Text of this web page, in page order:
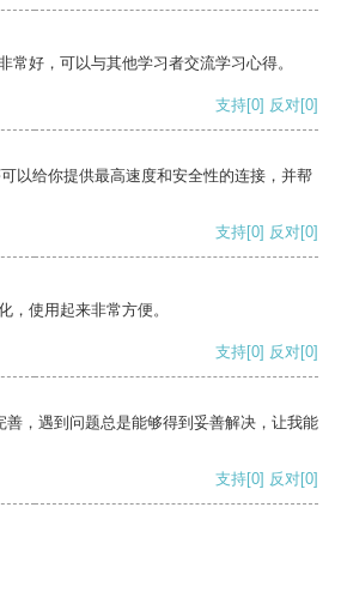
常好，可以与其他学习者交流学习心得。
支持[0] 反对[0]
以给你提供最高速度和安全性的连接，并帮
支持[0] 反对[0]
，使用起来非常方便。
支持[0] 反对[0]
善，遇到问题总是能够得到妥善解决，让我能
支持[0] 反对[0]